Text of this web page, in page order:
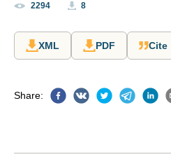
2294 8
XML PDF Cite
Share: